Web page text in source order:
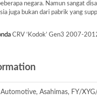
negara. Namun sangat
juga bukan dari pabrik yang
CRV ‘Kodok’ Gen3 2007-
Asahimas, FY/